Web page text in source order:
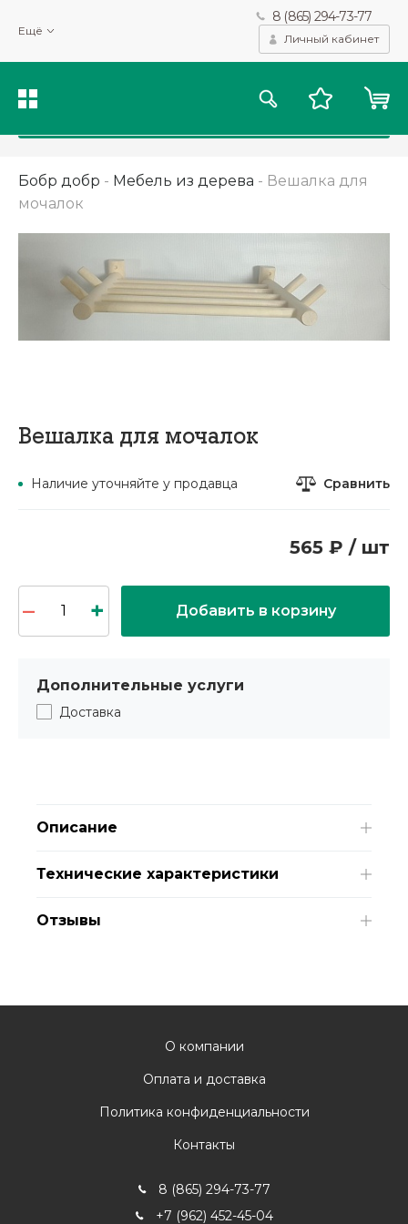
Ещё
8 (865) 294-73-77
Личный кабинет
Бобр добр - Мебель из дерева - Вешалка для
мочалок
Вешалка для мочалок
Наличие уточняйте у продавца Сравнить
565 ₽ / шт
Добавить в корзину
Дополнительные услуги
Доставка
Описание
Технические характеристики
Отзывы
О компании
Оплата и доставка
Политика конфиденциальности
Контакты
8 (865) 294-73-77
+7 (962) 452-45-04
Мы используем файлы cookie и другие подобные технологии
для получения данных с целью сбора статистики, повышения
качества рекомендаций и предоставления вам возможности
персонализированного просмотра.Подробнее